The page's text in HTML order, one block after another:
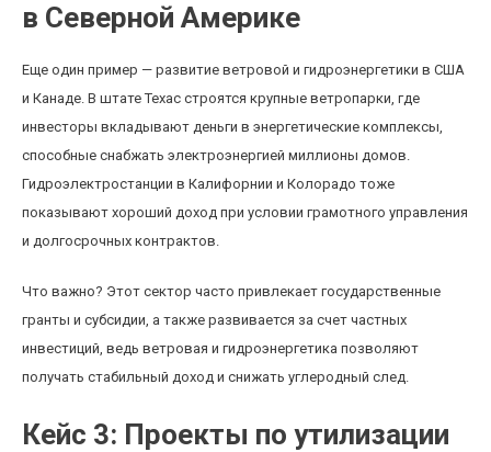
в Северной Америке
Еще один пример — развитие ветровой и гидроэнергетики в США
и Канаде. В штате Техас строятся крупные ветропарки, где
инвесторы вкладывают деньги в энергетические комплексы,
способные снабжать электроэнергией миллионы домов.
Гидроэлектростанции в Калифорнии и Колорадо тоже
показывают хороший доход при условии грамотного управления
и долгосрочных контрактов.
Что важно? Этот сектор часто привлекает государственные
гранты и субсидии, а также развивается за счет частных
инвестиций, ведь ветровая и гидроэнергетика позволяют
получать стабильный доход и снижать углеродный след.
Кейс 3: Проекты по утилизации